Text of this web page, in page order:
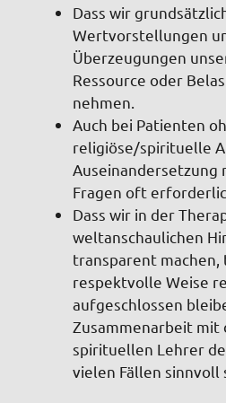
Dass wir
Wertvorstellungen
Überzeugungen
Ressource oder
nehmen.
Auch bei Patienten
religiöse/spirituelle
Fragen oft
Dass wir in der
weltanschaulichen
transparent
respektvolle Weise
aufgeschlossen
Zusammenarbeit mit
spirituellen Lehrer
vielen Fällen sinnvoll